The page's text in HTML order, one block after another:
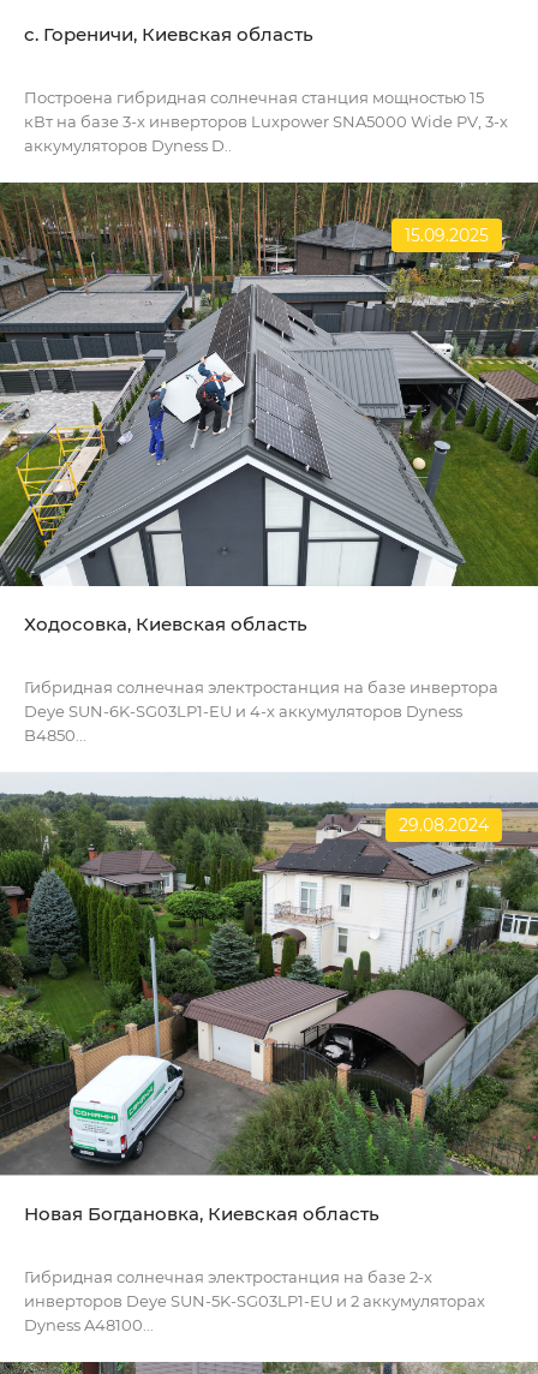
c. Гореничи, Киевская область
Построена гибридная солнечная станция мощностью 15
кВт на базе 3-х инверторов Luxpower SNA5000 Wide PV, 3-х
аккумуляторов Dyness D..
15.09.2025
Ходосовка, Киевская область
Гибридная солнечная электростанция на базе инвертора
Deye SUN-6K-SG03LP1-EU и 4-х аккумуляторов Dyness
B4850...
29.08.2024
Новая Богдановка, Киевская область
Гибридная солнечная электростанция на базе 2-х
инверторов Deye SUN-5K-SG03LP1-EU и 2 аккумуляторах
Dyness A48100...